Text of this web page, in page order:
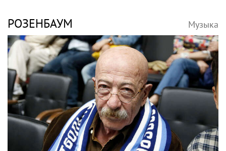
РОЗЕНБАУМ Музыка